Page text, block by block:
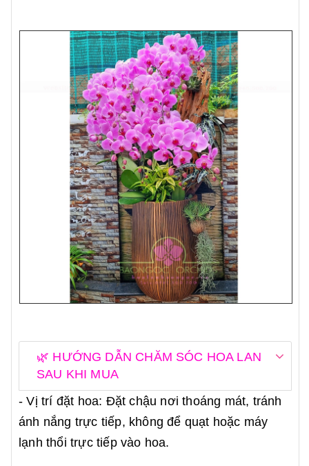
🌿 HƯỚNG DẪN CHĂM SÓC HOA LAN
SAU KHI MUA
- Vị trí đặt hoa: Đặt chậu nơi thoáng mát, tránh
ánh nắng trực tiếp, không để quạt hoặc máy
lạnh thổi trực tiếp vào hoa.